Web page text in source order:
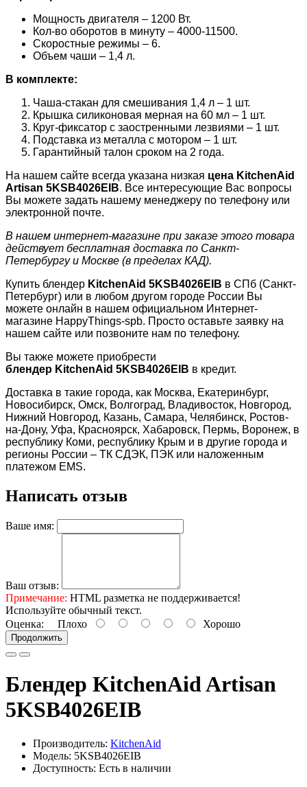
Мощность двигателя – 1200 Вт.
Кол-во оборотов в минуту – 4000-11500.
Скоростные режимы – 6.
Объем чаши – 1,4 л.
В комплекте:
Чаша-стакан для смешивания 1,4 л – 1 шт.
Крышка силиконовая мерная на 60 мл – 1 шт.
Круг-фиксатор с заостренными лезвиями – 1 шт.
Подставка из металла с мотором – 1 шт.
Гарантийный талон сроком на 2 года.
На нашем сайте всегда указана низкая цена KitchenAid
Artisan 5KSB4026EIB. Все интересующие Вас вопросы
Вы можете задать нашему менеджеру по телефону или
электронной почте.
В нашем интернет-магазине при заказе этого товара
действует бесплатная доставка по Санкт-
Петербургу и Москве (в пределах КАД).
Купить блендер KitchenAid 5KSB4026EIB в СПб (Санкт-
Петербург) или в любом другом городе России Вы
можете онлайн в нашем официальном Интернет-
магазине HappyThings-spb. Просто оставьте заявку на
нашем сайте или позвоните нам по телефону.
Вы также можете приобрести
блендер KitchenAid 5KSB4026EIB в кредит.
Доставка в такие города, как Москва, Екатеринбург,
Новосибирск, Омск, Волгоград, Владивосток, Новгород,
Нижний Новгород, Казань, Самара, Челябинск, Ростов-
на-Дону, Уфа, Красноярск, Хабаровск, Пермь, Воронеж, в
республику Коми, республику Крым и в другие города и
регионы России – ТК СДЭК, ПЭК или наложенным
платежом EMS.
Написать отзыв
Ваше имя:
Ваш отзыв:
Примечание: HTML разметка не поддерживается!
Используйте обычный текст.
Оценка: Плохо Хорошо
Продолжить
Блендер KitchenAid Artisan
5KSB4026EIB
Производитель: KitchenAid
Модель: 5KSB4026EIB
Доступность: Есть в наличии